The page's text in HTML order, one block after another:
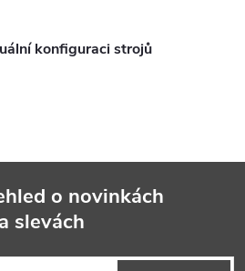
konfiguraci strojů
o novinkách
a slevách